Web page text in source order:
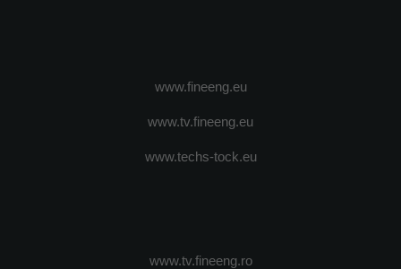
www.fineeng.eu
www.tv.fineeng.eu
www.techs-tock.eu
www.tv.fineeng.ro